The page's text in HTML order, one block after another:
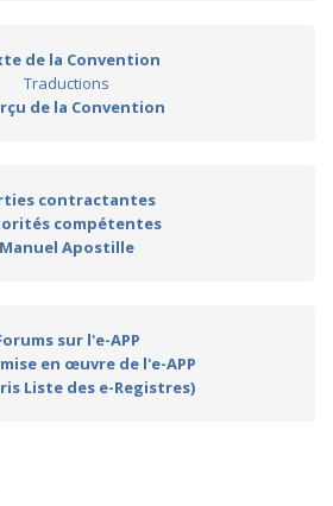
de la Convention
Traductions
de la Convention
contractantes
compétentes
Manuel Apostille
sur l'e-APP
en œuvre de l'e-APP
Liste des e-Registres)